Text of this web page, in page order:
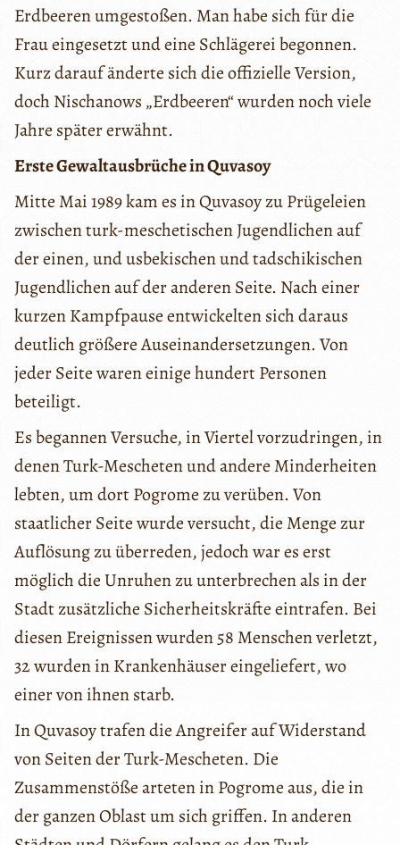
Erdbeeren umgestoßen. Man habe sich für die
Frau eingesetzt und eine Schlägerei begonnen.
Kurz darauf änderte sich die offizielle Version,
doch Nischanows „Erdbeeren“ wurden noch viele
Jahre später erwähnt.
Erste Gewaltausbrüche in Quvasoy
Mitte Mai 1989 kam es in Quvasoy zu Prügeleien
zwischen turk-meschetischen Jugendlichen auf
der einen, und usbekischen und tadschikischen
Jugendlichen auf der anderen Seite. Nach einer
kurzen Kampfpause entwickelten sich daraus
deutlich größere Auseinandersetzungen. Von
jeder Seite waren einige hundert Personen
beteiligt.
Es begannen Versuche, in Viertel vorzudringen, in
denen Turk-Mescheten und andere Minderheiten
lebten, um dort Pogrome zu verüben. Von
staatlicher Seite wurde versucht, die Menge zur
Auflösung zu überreden, jedoch war es erst
möglich die Unruhen zu unterbrechen als in der
Stadt zusätzliche Sicherheitskräfte eintrafen. Bei
diesen Ereignissen wurden 58 Menschen verletzt,
32 wurden in Krankenhäuser eingeliefert, wo
einer von ihnen starb.
In Quvasoy trafen die Angreifer auf Widerstand
von Seiten der Turk-Mescheten. Die
Zusammenstöße arteten in Pogrome aus, die in
der ganzen Oblast um sich griffen. In anderen